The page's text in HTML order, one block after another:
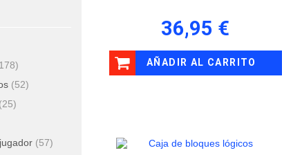
(52)
(25)
(57)
36,95 €
AÑADIR AL CARRITO